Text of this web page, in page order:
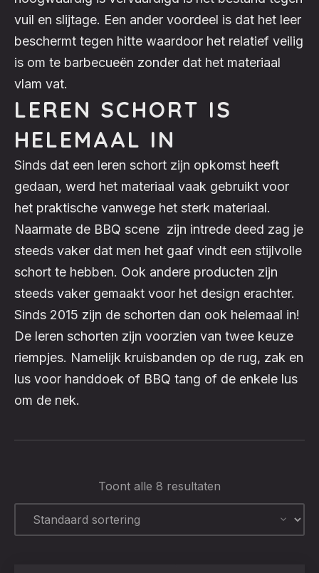
vuil en slijtage. Een ander voordeel is dat het leer
beschermt tegen hitte waardoor het relatief veilig
is om te barbecueën zonder dat het materiaal
vlam vat.
LEREN SCHORT IS
HELEMAAL IN
Sinds dat een leren schort zijn opkomst heeft
gedaan, werd het materiaal vaak gebruikt voor
het praktische vanwege het sterk materiaal.
Naarmate de BBQ scene zijn intrede deed zag je
steeds vaker dat men het gaaf vindt een stijlvolle
schort te hebben. Ook andere producten zijn
steeds vaker gemaakt voor het design erachter.
Sinds 2015 zijn de schorten dan ook helemaal in!
De leren schorten zijn voorzien van twee keuze
riempjes. Namelijk kruisbanden op de rug, zak en
lus voor handdoek of BBQ tang of de enkele lus
om de nek.
Toont alle 8 resultaten